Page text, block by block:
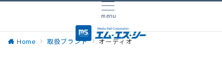
menu
Home 取扱ブランド オーディオ